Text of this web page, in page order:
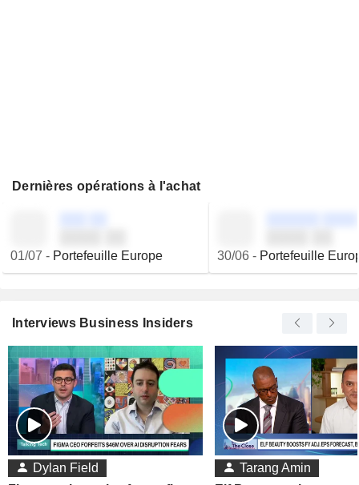
Dernières opérations à l'achat
01/07 - Portefeuille Europe 30/06- Portefeuille
Interviews Business Insiders
Dylan Field
Tarang Amin